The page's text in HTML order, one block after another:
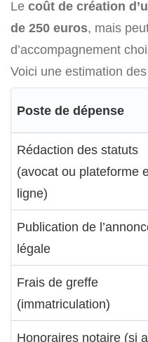
Le coût de création
de 250 euros, mais
d’accompagnement
Voici une estimation
Poste de dépense
Rédaction des statuts
(avocat ou plateforme
ligne)
Publication de
légale
Frais de greffe
(immatriculation)
Honoraires notaire (si